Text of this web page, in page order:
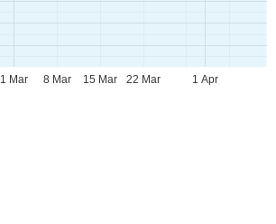
1 Mar 1 Apr
8 Mar 15 Mar 22 Mar